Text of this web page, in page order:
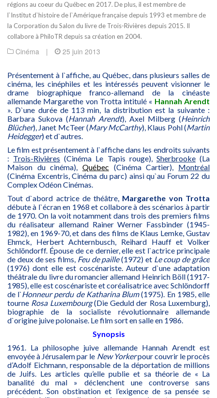
régions au coeur du Québec en 2017. De plus, il est membre de
l`Institut d`histoire de l`Amérique française depuis 1993 et membre de
la Corporation du Salon du livre de Trois-Rivières depuis 2015. Il
collabore à PhiloTR depuis sa création en 2004.
Cinéma | 25 juin 2013
Présentement à l`affiche, au Québec, dans plusieurs salles de
cinéma, les cinéphiles et les intéressés peuvent visionner le
drame biographique franco-allemand de la cinéaste
allemande Margarethe von Trotta intitulé « Hannah Arendt
». D`une durée de 113 min, la distribution est la suivante :
Barbara Sukova (Hannah Arendt), Axel Milberg (Heinrich
Blücher), Janet McTeer (Mary McCarthy), Klaus Pohl (Martin
Heidegger) et d`autres.
Le film est présentement à l`affiche dans les endroits suivants
: Trois-Rivières (Cinéma Le Tapis rouge), Sherbrooke(La
Maison du cinéma), Québec (Cinéma Cartier), Montréal
(Cinéma Excentris, Cinéma du parc) ainsi qu`au Forum 22 du
Complex Odéon Cinémas.
Tout d`abord actrice de théâtre, Margarethe von Trotta
débute à l`écran en 1968 et collabore à des scénarios à partir
de 1970. On la voit notamment dans trois des premiers films
du réalisateur allemand Rainer Werner Fassbinder (1945-
1982), en 1969-70, et dans des films de Klaus Lemke, Gustav
Ehmck, Herbert Achternbusch, Reihard Hauff et Volker
Schlöndorff. Épouse de ce dernier, elle est l`actrice principale
de deux de ses films, Feu de paille(1972) et Le coup de grâce
(1976) dont elle est coscénariste. Auteur d`une adaptation
théâtrale du livre du romancier allemand Heinrich Böll (1917-
1985), elle est coscénariste et coréalisatrice avec Schlöndorff
de l`Honneur perdu de Katharina Blum(1975). En 1985, elle
tourne Rosa Luxembourg(Die Geduld der Rosa Luxemburg),
biographie de la socialiste révolutionnaire allemande
d`origine juive polonaise. Le film sort en salle en 1986.
Synopsis
1961. La philosophe juive allemande Hannah Arendt est
envoyée à Jérusalem par le New Yorkerpour couvrir le procès
d’Adolf Eichmann, responsable de la déportation de millions
de Juifs. Les articles qu’elle publie et sa théorie de « La
banalité du mal » déclenchent une controverse sans
précédent. Son obstination et l’exigence de sa pensée se